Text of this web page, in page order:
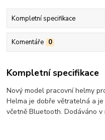
Kompletní specifikace
Komentáře 0
Kompletní specifikace
Nový model pracovní helmy
Helma je dobře větratelná a
včetně Bluetooth. Dodáváno v